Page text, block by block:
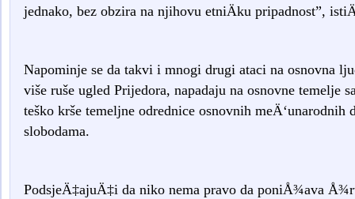
jednako, bez obzira na njihovu etniÄku pripadnost”,
Napominje se da takvi i mnogi drugi ataci na osnovna
više ruše ugled Prijedora, napadaju na osnovne temelje
teško krše temeljne odrednice osnovnih
slobodama.
PodsjeÄ‡ajuÄ‡i da niko nema pravo da poniÅ¾ava